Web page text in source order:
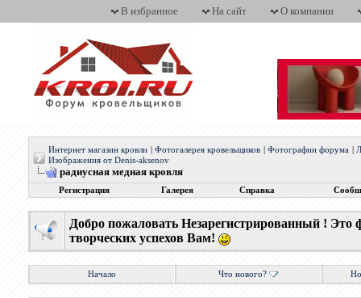
В избранное На сайт О компании
Интернет магазин кровли Фотогалерея кровельщиков Фотографии форума
Изображения от Denis-aksenov
радиусная медная кровля
Регистрация Галерея Справка
Добро пожаловать Незарегистрированный !
творческих успехов Вам!
Начало Что нового?